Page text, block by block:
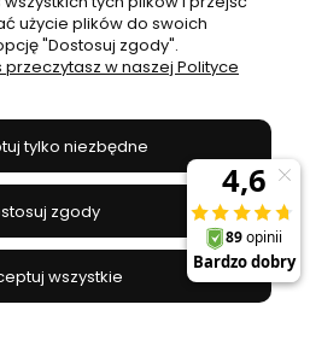
669-050-03-43
E-mail:sklep@janexmarket.pl
użycie plików do swoich
"Dostosuj zgody".
w naszej Polityce
tylko niezbędne
zgody
wszystkie